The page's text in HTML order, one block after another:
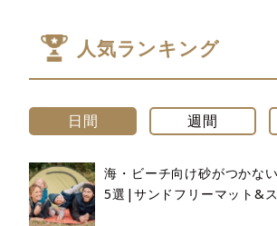
人気ランキング
日間 週間
海・ビーチ向け砂がつかな
5選|サンドフリーマット&